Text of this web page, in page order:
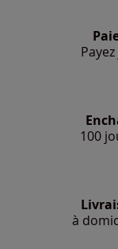
100
à